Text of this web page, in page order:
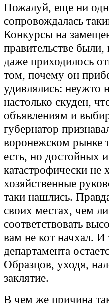
Пожалуй, еще ни
сопровождалась
Конкурсы на
правительстве
даже приходилось
том, почему он
удивлялись: неужто
настолько скуден,
объявлениям и
губернатор
воронежском рынке
есть, но достойных
катастрофически не
хозяйственные
таки нашлись.
своих местах, чем
соответствовать
вам не кот начхал. И
департамента
Образцов, уходя,
заклятие.
В чем же причина